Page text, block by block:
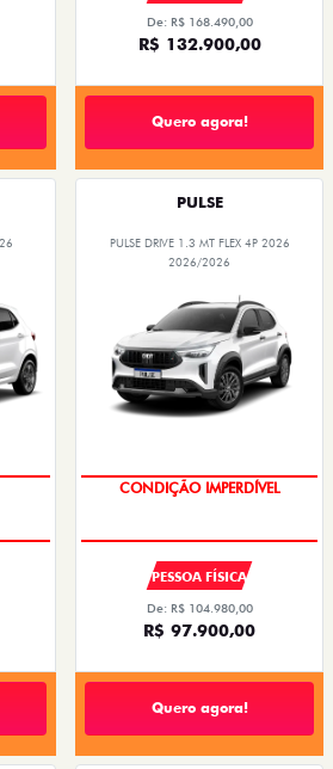
De: R$ 168.490,00
R$ 132.900,00
Quero agora!
PULSE
PULSE DRIVE 1.3 MT FLEX 4P 2026
2026/2026
CONDIÇÃO IMPERDÍVEL
PESSOA FÍSICA
De: R$ 104.980,00
R$ 97.900,00
Quero agora!